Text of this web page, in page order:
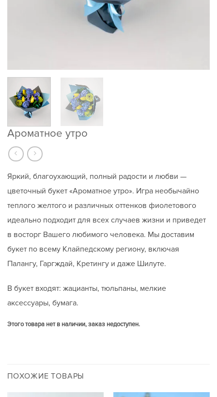
Ароматное утро
Яркий, благоухающий, полный радости и любви —
цветочный букет «Ароматное утро». Игра необычайно
теплого желтого и различных оттенков фиолетового
идеально подходит для всех случаев жизни и приведет
в восторг Вашего любимого человека. Мы доставим
букет по всему Клайпедскому региону, включая
Палангу, Гаргждай, Кретингу и даже Шилуте.
В букет входят: жацианты, тюльпаны, мелкие
аксессуары, бумага.
Этого товара нет в наличии, заказ недоступен.
ПОХОЖИЕ ТОВАРЫ